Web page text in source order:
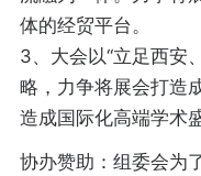
体的经贸平台。
3、大会以“立足西安
略，力争将展会打造
造成国际化高端学术
协办赞助：组委会为